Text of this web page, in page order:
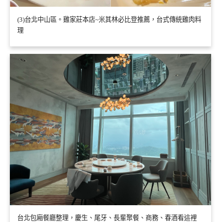
(3)台北中山區。雞家莊本店~米其林必比登推薦，台式傳統雞肉料
理
台北包廂餐廳整理，慶生、尾牙、長輩聚餐、商務、春酒看這裡